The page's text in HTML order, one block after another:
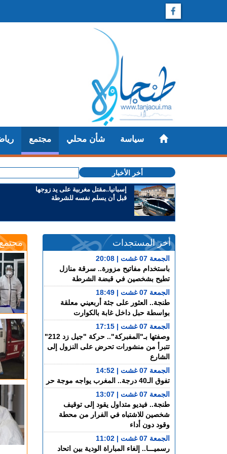
مجتمع شأن محلي سياسة
أخر الأخبار
إسبانيا..مقتل مغربية على يد زوجها
قبل أن يسلم نفسه للشرطة
مجتمع أخر المستجدات
الجمعة 07 غشت | 20:08
باستخدام مفاتيح مزورة.. سرقة منازل
تطيح بشخصين في قبضة الشرطة
الجمعة 07 غشت | 18:49
طنجة.. العثور على جثة أربعيني معلقة
بواسطة حبل داخل غابة بالكوارت
الجمعة 07 غشت | 17:15
وصفتها بـ"المفبركة".. حركة "جيل زد 212"
تتبرأ من منشورات تحرض على النزول إلى
الشارع
الجمعة 07 غشت | 14:52
تفوق الـ40 درجة.. المغرب يواجه موجة حر
الجمعة 07 غشت | 13:07
طنجة.. فيديو متداول يقود إلى توقيف
شخصين للاشتباه في الفرار من محطة
وقود دون أداء
الجمعة 07 غشت | 11:02
رسميـــا.. إلغاء المباراة الودية بين اتحاد